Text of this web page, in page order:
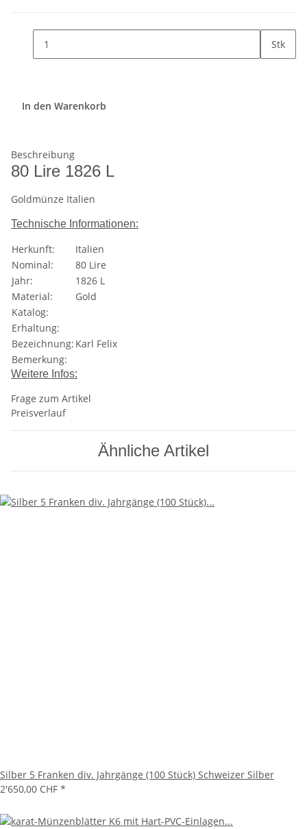
Stk
In den Warenkorb
Beschreibung
80 Lire 1826 L
Goldmünze Italien
Technische Informationen:
Herkunft:
Italien
Nominal:
80 Lire
Jahr:
1826 L
Material:
Gold
Katalog:
Erhaltung:
Bezeichnung: Karl Felix
Bemerkung:
Weitere Infos:
Frage zum Artikel
Preisverlauf
Ähnliche Artikel
Silber 5 Franken div. Jahrgänge (100 Stück) Schweizer Silber
2'650,00 CHF *